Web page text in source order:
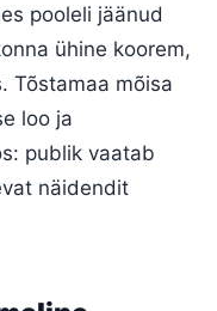
pooleli jäänud
ühine koorem,
Tõstamaa mõisa
loo ja
publik vaatab
näidendit